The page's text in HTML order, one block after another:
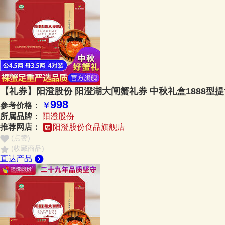
【礼券】阳澄股份 阳澄湖大闸蟹礼券 中秋礼盒1888型
参考价格： ￥998
所属品牌：
阳澄股份
推荐网店：
阳澄股份食品旗舰店
(点赞)
(收藏商品)
直达产品